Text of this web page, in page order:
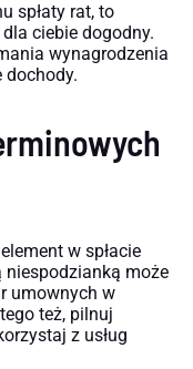
spłaty rat, to
ciebie dogodny.
wynagrodzenia
dochody.
w spłacie
niespodzianką może
umownych w
też, pilnuj
z usług